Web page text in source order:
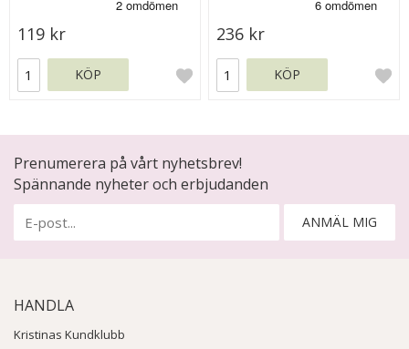
119 kr
KÖP
236 kr
KÖP
Prenumerera på vårt nyhetsbrev!
Spännande nyheter och erbjudanden
ANMÄL MIG
HANDLA
Kristinas Kundklubb